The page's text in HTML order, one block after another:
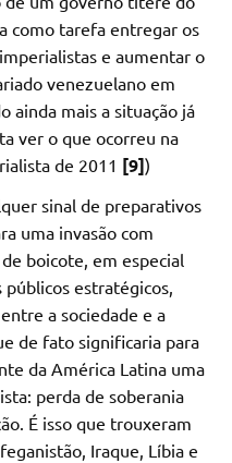
como tarefa entregar os
e aumentar o
venezuelano em
ainda mais a situação já
ver o que ocorreu na
de 2011 [9])
sinal de preparativos
uma invasão com
boicote, em especial
públicos estratégicos,
a sociedade e a
de fato significaria para
da América Latina uma
perda de soberania
É isso que trouxeram
Iraque, Líbia e